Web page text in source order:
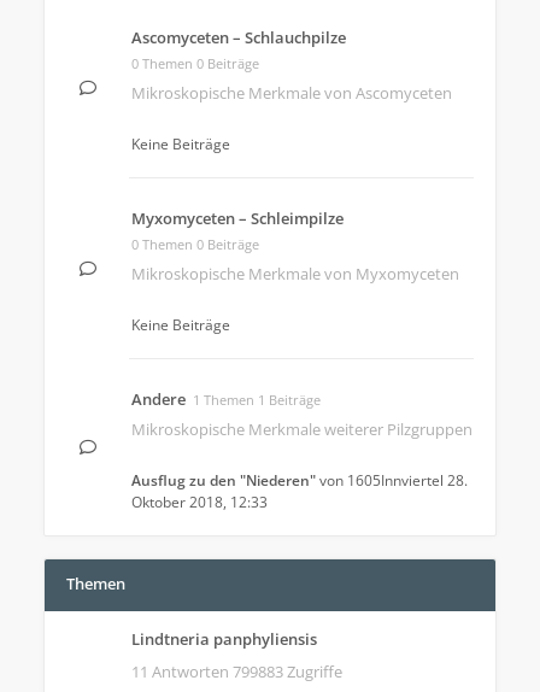
Ascomyceten – Schlauchpilze
0 Themen 0 Beiträge
Mikroskopische Merkmale von Ascomyceten
Keine Beiträge
Myxomyceten – Schleimpilze
0 Themen 0 Beiträge
Mikroskopische Merkmale von Myxomyceten
Keine Beiträge
Andere 1 Themen 1 Beiträge
Mikroskopische Merkmale weiterer Pilzgruppen
Ausflug zu den "Niederen"von 1605Innviertel 28.
Oktober 2018, 12:33
Themen
Lindtneria panphyliensis
11 Antworten 799883 Zugriffe